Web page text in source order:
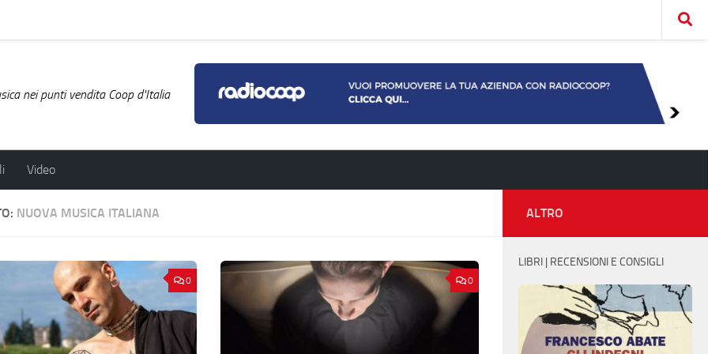
nei punti vendita Coop d'Italia
Video
NUOVA MUSICA ITALIANA
0 0
ALTRO
LIBRI | RECENSIONI E CONSIGLI